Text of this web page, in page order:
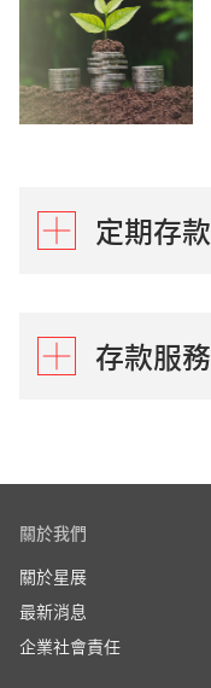
定期存款
存款服務
關於我們
關於星展
最新消息
企業社會責任